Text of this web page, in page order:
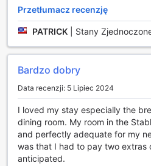
to doskonałe miejsce, aby
wrażeń. Można tu wspólnie
filmy, co sprzyja integracji i
znajomości wśród gości. The
każdemu odwiedzającemu.
Obiekty sportowe w The Talbot
The Talbot Inn w Ripley to
aktywnego wypoczynku. Na
malownicze pole golfowe, które
pięknem krajobrazu, ale również
Przetłumacz recenzję
PATRICK Stany
Bardzo dobry
Data recenzji: 5 Lipiec 2024
I loved my stay especially the
dining room. My room in the
and perfectly adequate for my
was that I had to pay two extras
anticipated.